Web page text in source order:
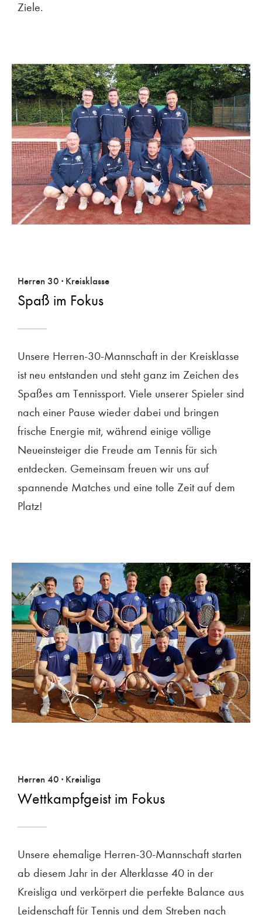
Ziele.
Herren 30 · Kreisklasse
Spaß im Fokus
Unsere Herren-30-Mannschaft in der Kreisklasse
ist neu entstanden und steht ganz im Zeichen des
Spaßes am Tennissport. Viele unserer Spieler sind
nach einer Pause wieder dabei und bringen
frische Energie mit, während einige völlige
Neueinsteiger die Freude am Tennis für sich
entdecken. Gemeinsam freuen wir uns auf
spannende Matches und eine tolle Zeit auf dem
Platz!
Herren 40 · Kreisliga
Wettkampfgeist im Fokus
Unsere ehemalige Herren-30-Mannschaft starten
ab diesem Jahr in der Alterklasse 40 in der
Kreisliga und verkörpert die perfekte Balance aus
Leidenschaft für Tennis und dem Streben nach